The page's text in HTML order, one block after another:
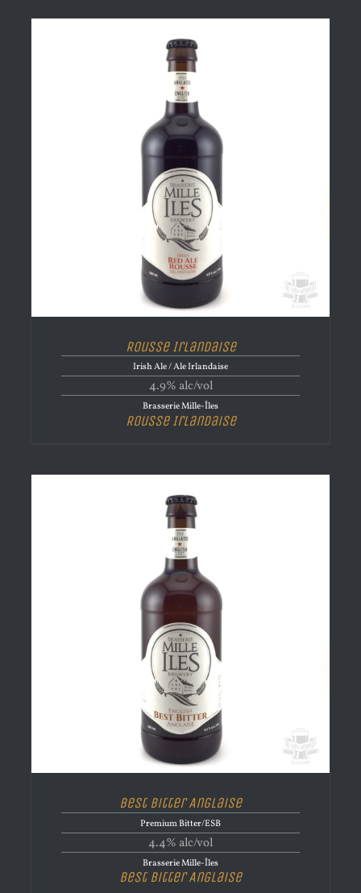
Rousse Irlandaise
Irish Ale / Ale Irlandaise
4.9% alc/vol
Brasserie Mille-Îles
Rousse Irlandaise
Best Bitter Anglaise
Premium Bitter/ESB
4.4% alc/vol
Brasserie Mille-Îles
Best Bitter Anglaise